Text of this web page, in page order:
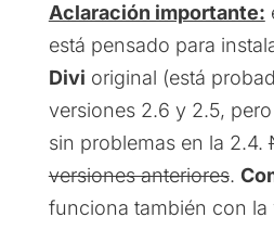
Aclaración importante:
está pensado para
Divi original (está
versiones 2.6 y 2.5,
sin problemas en la 2.4.
versiones anteriores.
funciona también con la